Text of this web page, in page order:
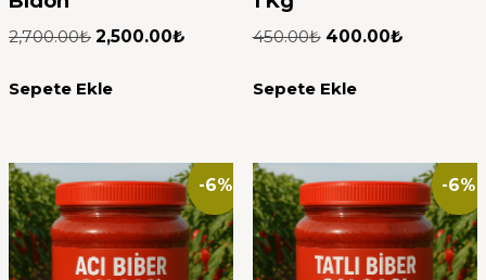
2,700.00₺ 2,500.00₺
Sepete Ekle
450.00₺ 400.00₺
Sepete Ekle
-6% -6%